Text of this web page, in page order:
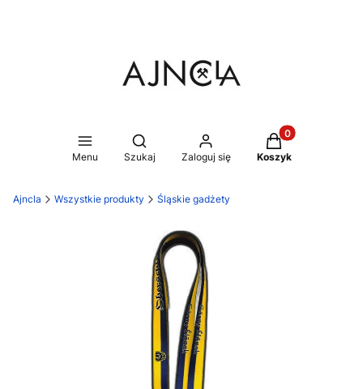
Menu
Otwórz wyszukiwarkę
Szukaj Zaloguj się
Produkty w
Koszyk
Ajncla Wszystkie produkty Śląskie gadżety